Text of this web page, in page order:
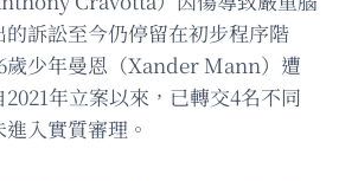
訴訟至今仍停留在初步程序階
歲少年曼恩（Xander Mann）遭
年立案以來，已轉交4名不同
入實質審理。